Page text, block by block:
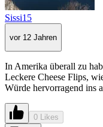
Sissi15
vor 12 Jahren
In Amerika überall zu
Leckere Cheese Flips,
Würde hervorragend ins
0 Likes